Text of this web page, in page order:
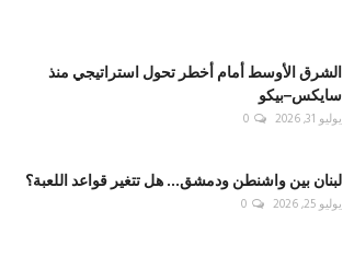
الشرق الأوسط أمام أخطر تحول استراتيجي منذ
سايكس–بيكو
يوليو 31, 2026 0
لبنان بين واشنطن ودمشق... هل تتغير قواعد اللعبة؟
يوليو 25, 2026 0